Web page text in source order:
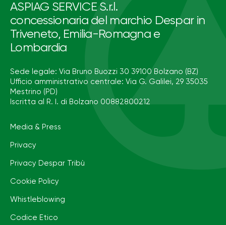
ASPIAG SERVICE S.r.l.
concessionaria del marchio Despar in
Triveneto, Emilia-Romagna e
Lombardia
Sede legale: Via Bruno Buozzi 30 39100 Bolzano (BZ)
Ufficio amministrativo centrale: Via G. Galilei, 29 35035
Mestrino (PD)
Iscritta al R. I. di Bolzano 00882800212
Media & Press
Privacy
Privacy Despar Tribù
Cookie Policy
Whistleblowing
Codice Etico